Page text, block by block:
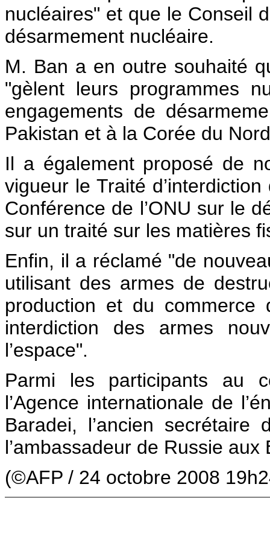
nucléaires" et que le Conseil
désarmement nucléaire.
M. Ban a en outre souhaité
"gèlent leurs programmes
engagements de
Pakistan et à la Corée du
Il a également proposé de
vigueur le Traité
Conférence de l’ONU sur le
sur un traité sur les matières
Enfin, il a réclamé "de
utilisant des armes de
production et du commerce
interdiction des armes
l’espace".
Parmi les participants au
l’Agence internationale de
Baradei, l’ancien secrétaire
l’ambassadeur de Russie
(©AFP / 24 octobre 2008